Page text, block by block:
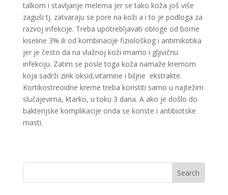
talkom i stavljanje melema jer se tako koža još više
zaguši tj. zatvaraju se pore na koži a i to je podloga za
razvoj infekcije. Treba upotrebljavati obloge od borne
kiseline 3% ili od kombinacije fiziološkog i antimikotika
jer je često da na vlažnoj koži imamo i gljivičnu
infekciju. Zatim se posle toga koža namaže kremom
koja sadrži zink oksid,vitamine i biljne ekstrakte.
Kortikostreoidne kreme treba koristiti samo u najtežim
slučajevima, ktarko, u toku 3 dana. A ako je došlo do
bakterijske komplikacije onda se koriste i antibiotske
masti.